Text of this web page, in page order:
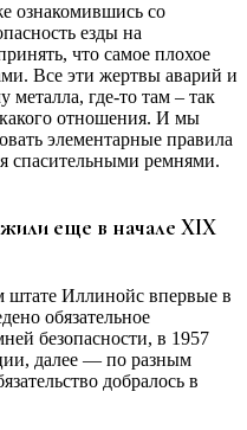
ознакомившись со
езды на
что самое плохое
Все эти жертвы аварий и
где-то там – так
отношения. И мы
элементарные правила
спасительными ремнями.
еще в начале XIX
штате Иллинойс впервые в
обязательное
безопасности, в 1957
далее — по разным
добралось в